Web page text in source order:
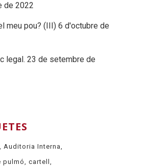
de 2022
meu pou? (III) 6 d'octubre de
legal. 23 de setembre de
Auditoria Interna
pulmó
cartell